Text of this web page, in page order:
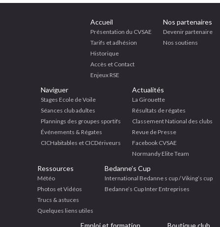
Accueil
Présentation du CVSAE
Tarifs et adhésion
Historique
Accès et Contact
Enjeux RSE
Nos partenaires
Devenir partenaire
Nos soutiens
Naviguer
Stages Ecole de Voile
Séances club adultes
Plannings des groupes sportifs
Événements & Régates
CICHabitables et CICDériveurs
Actualités
La Girouette
Résultats de régates
Classement National des clubs
Revue de Presse
Facebook CVSAE
Normandy Elite Team
Ressources
Météo
Photos et Vidéos
Trucs & astuces
Quelques liens utiles
Bedanne’s Cup
International Bedanne s cup / Viking’s cup
Bedanne’s Cup Inter Entreprises
Emploi et formation Boutique club